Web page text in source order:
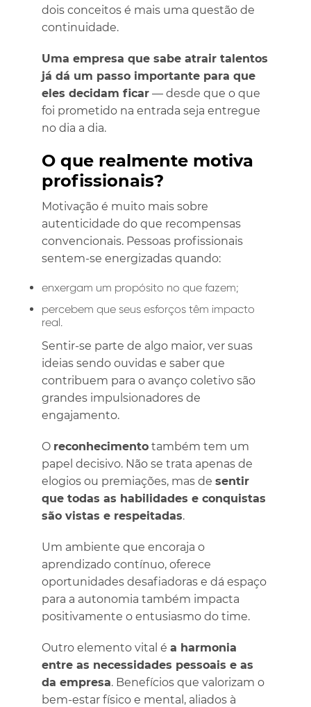
dois conceitos é mais uma questão de
continuidade.
Uma empresa que sabe atrair talentos
já dá um passo importante para que
eles decidam ficar — desde que o que
foi prometido na entrada seja entregue
no dia a dia.
O que realmente motiva
profissionais?
Motivação é muito mais sobre
autenticidade do que recompensas
convencionais. Pessoas profissionais
sentem-se energizadas quando:
enxergam um propósito no que fazem;
percebem que seus esforços têm impacto
real.
Sentir-se parte de algo maior, ver suas
ideias sendo ouvidas e saber que
contribuem para o avanço coletivo são
grandes impulsionadores de
engajamento.
O reconhecimento também tem um
papel decisivo. Não se trata apenas de
elogios ou premiações, mas de sentir
que todas as habilidades e conquistas
são vistas e respeitadas.
Um ambiente que encoraja o
aprendizado contínuo, oferece
oportunidades desafiadoras e dá espaço
para a autonomia também impacta
positivamente o entusiasmo do time.
Outro elemento vital é a harmonia
entre as necessidades pessoais e as
da empresa. Benefícios que valorizam o
bem-estar físico e mental, aliados à